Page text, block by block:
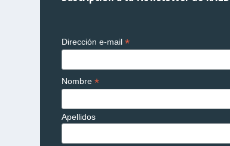
Dirección e-mail*
Nombre*
Apellidos